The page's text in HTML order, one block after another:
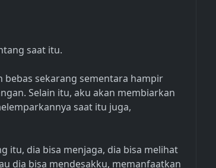
saat itu.
bebas sekarang sementara hampir
Selain itu, aku akan membiarkan
saat itu juga,
itu, dia bisa menjaga, dia bisa melihat
dia bisa mendesakku, memanfaatkan